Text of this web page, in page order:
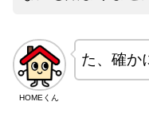
HOMEくん
た、確か